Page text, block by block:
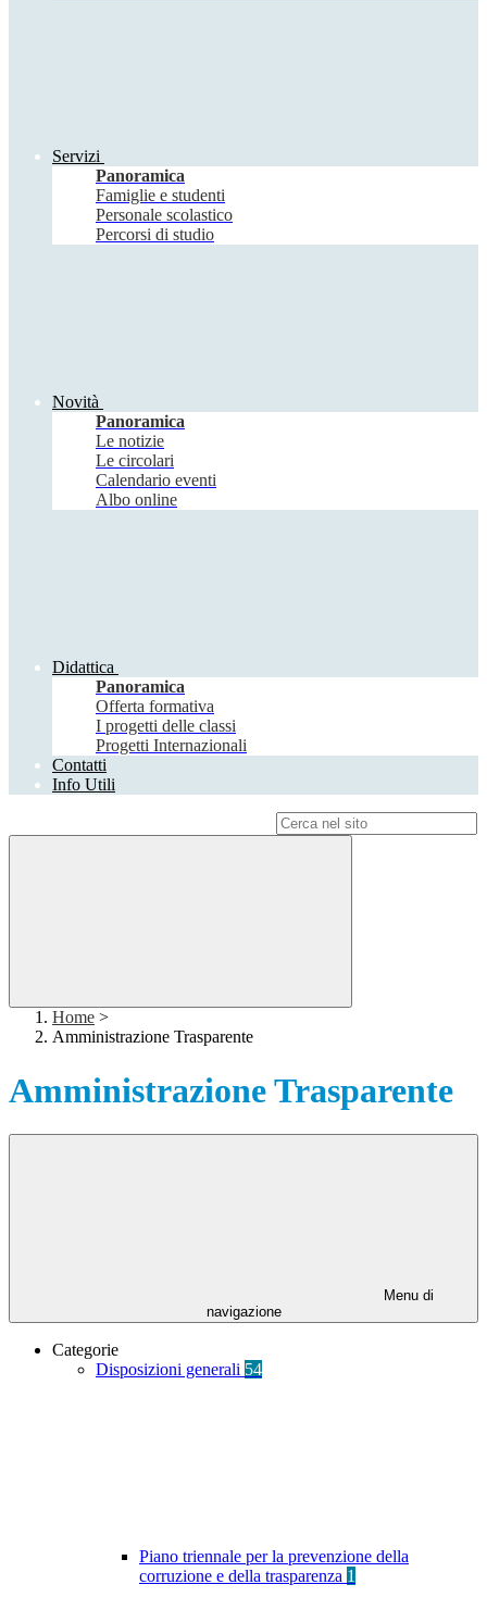
Servizi
Panoramica
Famiglie e studenti
Personale scolastico
Percorsi di studio
Novità
Panoramica
Le notizie
Le circolari
Calendario eventi
Albo online
Didattica
Panoramica
Offerta formativa
I progetti delle classi
Progetti Internazionali
Contatti
Info Utili
Home >
Amministrazione Trasparente
Amministrazione Trasparente
Menu di
navigazione
Categorie
Disposizioni generali 54
Piano triennale per la prevenzione della
corruzione e della trasparenza 1